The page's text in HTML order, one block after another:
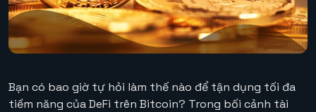
Bạn có bao giờ tự hỏi làm thế nào để tận dụng tối đa
tiềm năng của DeFi trên Bitcoin? Trong bối cảnh tài